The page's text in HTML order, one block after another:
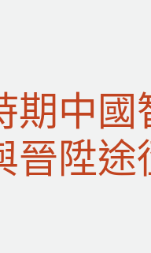
期中
晉陞